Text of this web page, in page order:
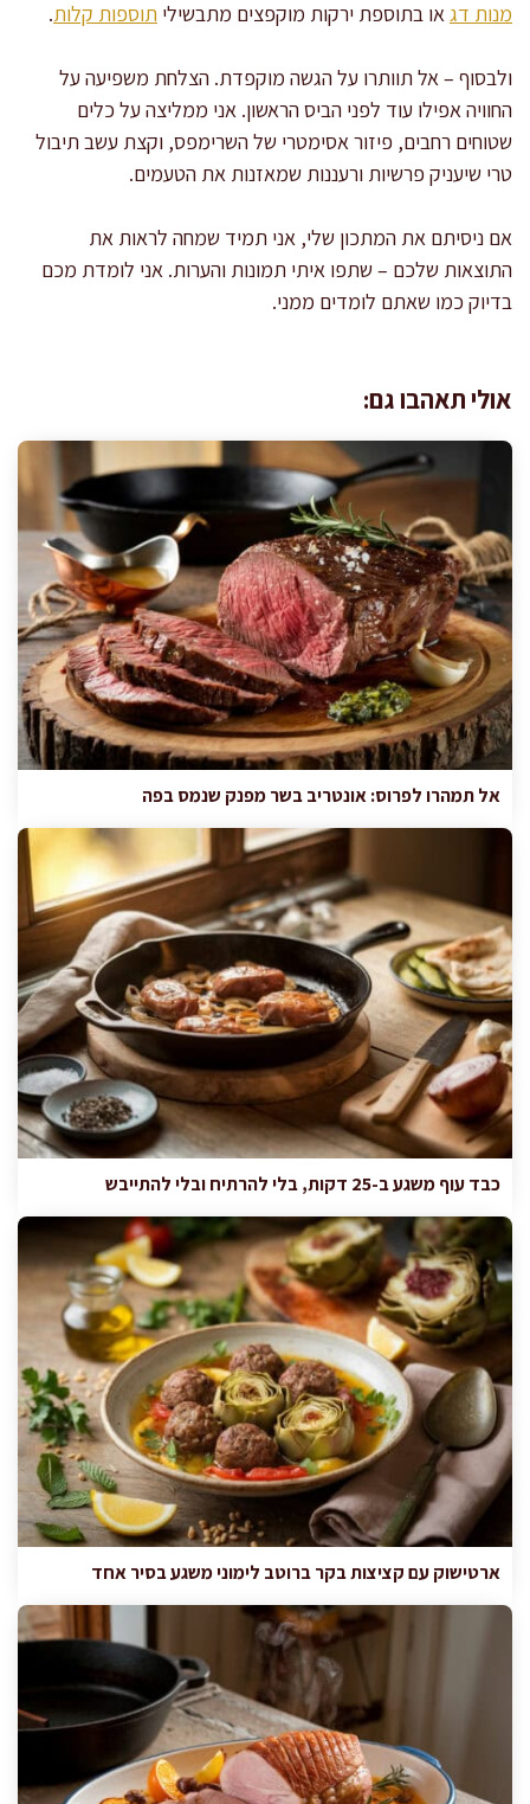
מנות דג או בתוספת ירקות מוקפצים מתבשילי תוספות קלות.
ולבסוף – אל תוותרו על הגשה מוקפדת. הצלחת משפיעה על
החוויה אפילו עוד לפני הביס הראשון. אני ממליצה על כלים
שטוחים רחבים, פיזור אסימטרי של השרימפס, וקצת עשב תיבול
טרי שיעניק פרשיות ורעננות שמאזנות את הטעמים.
אם ניסיתם את המתכון שלי, אני תמיד שמחה לראות את
התוצאות שלכם – שתפו איתי תמונות והערות. אני לומדת מכם
בדיוק כמו שאתם לומדים ממני.
אולי תאהבו גם:
אל תמהרו לפרוס: אונטריב בשר מפנק שנמס בפה
כבד עוף משגע ב-25 דקות, בלי להרתיח ובלי להתייבש
ארטישוק עם קציצות בקר ברוטב לימוני משגע בסיר אחד